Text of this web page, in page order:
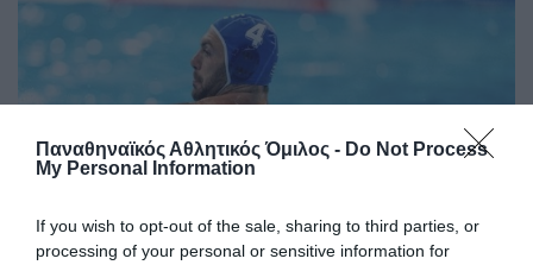
Παναθηναϊκός Αθλητικός Όμιλος - Do Not Process
My Personal Information
If you wish to opt-out of the sale, sharing to third parties, or
processing of your personal or sensitive information for